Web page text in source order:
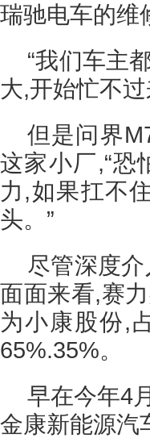
瑞驰电车的维
“我们车主
大,开始忙不过
但是问界
这家小厂,“恐
力,如果扛不
头。”
尽管深度
面面来看,赛
为小康股份,
65%.35%。
早在今年4
金康新能源汽